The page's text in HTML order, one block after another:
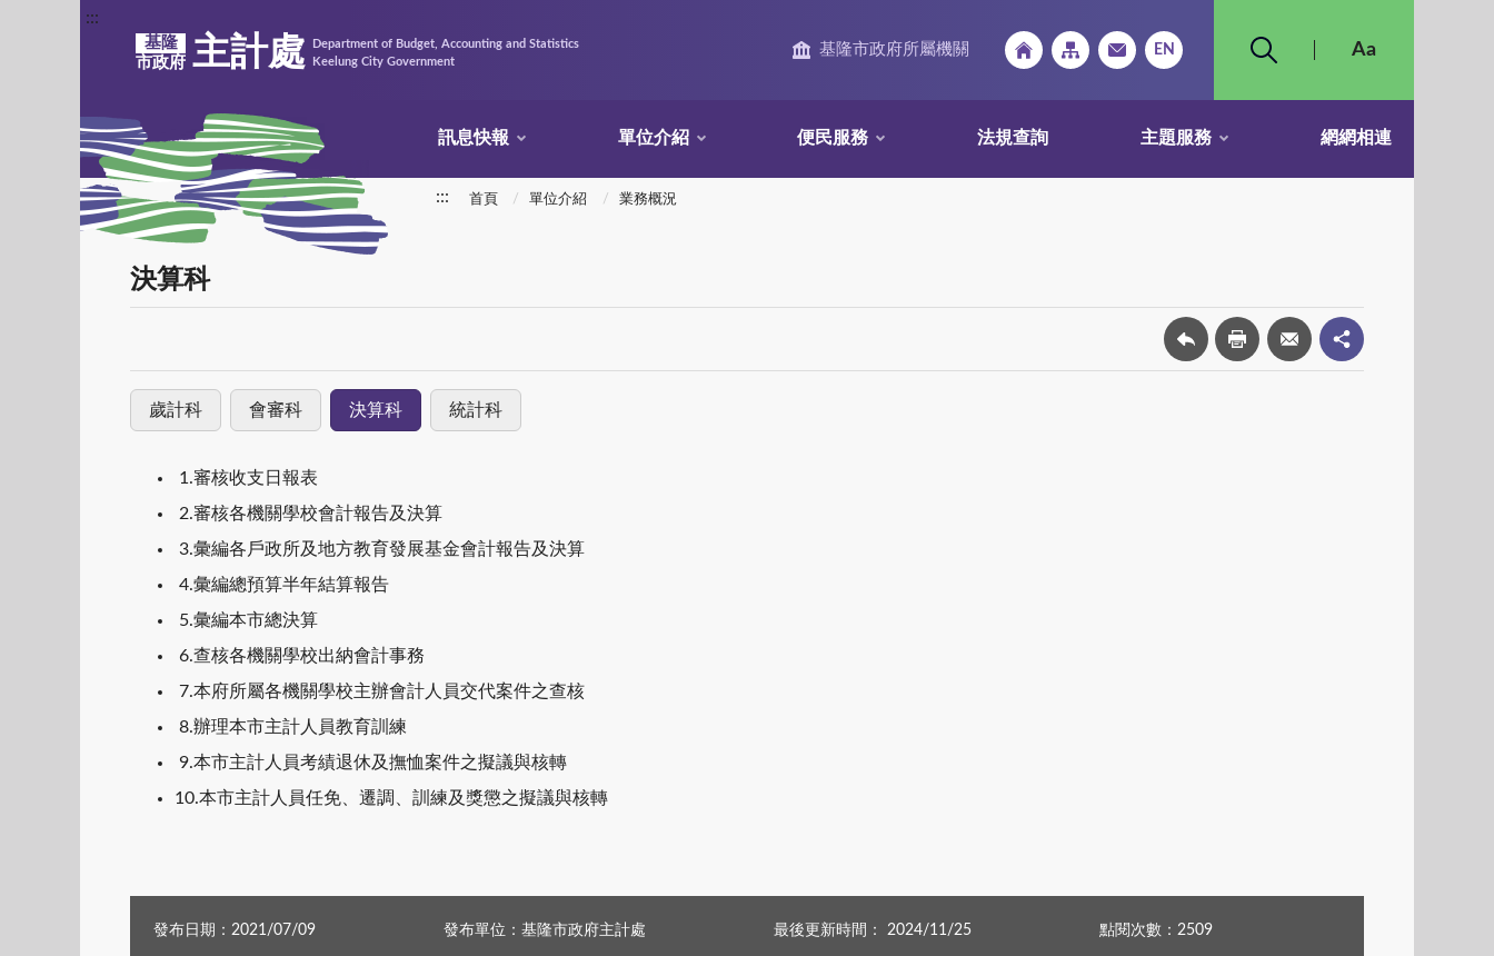
:::
基隆
市政府 主計處
Department of Budget, Accounting and Statistics
Keelung City Government
基隆市政府所屬機關
訊息快報 單位介紹 便民服務 法規查詢 主題服務 網網相連
::: 首頁 單位介紹 業務概況
決算科
歲計科 會審科 決算科 統計科
1.審核收支日報表
2.審核各機關學校會計報告及決算
3.彙編各戶政所及地方教育發展基金會計報告及決算
4.彙編總預算半年結算報告
5.彙編本市總決算
6.查核各機關學校出納會計事務
7.本府所屬各機關學校主辦會計人員交代案件之查核
8.辦理本市主計人員教育訓練
9.本市主計人員考績退休及撫恤案件之擬議與核轉
10.本市主計人員任免、遷調、訓練及獎懲之擬議與核轉
發布日期：2021/07/09 發布單位：基隆市政府主計處 最後更新時間： 2024/11/25 點閱次數：2509